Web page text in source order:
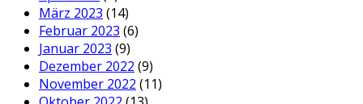
März 2023 (14)
Februar 2023 (6)
Januar 2023 (9)
Dezember 2022 (9)
November 2022 (11)